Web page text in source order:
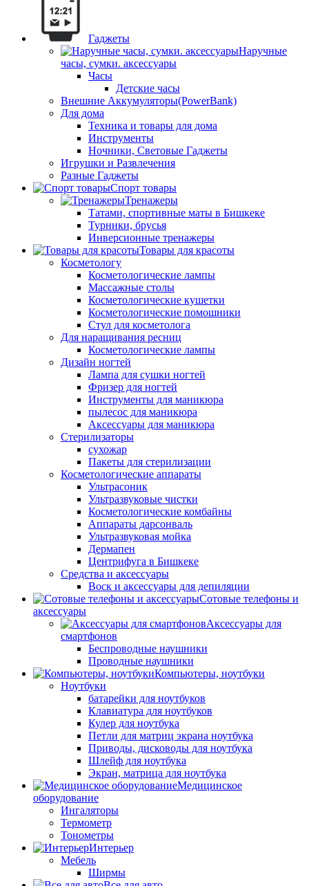
Гаджеты
Наручные
часы, сумки. аксессуары
Часы
Детские часы
Внешние Аккумуляторы(PowerBank)
Для дома
Техника и товары для дома
Инструменты
Ночники, Световые Гаджеты
Игрушки и Развлечения
Разные Гаджеты
Спорт товары
Тренажеры
Татами, спортивные маты в Бишкеке
Турники, брусья
Инверсионные тренажеры
Товары для красоты
Косметологу
Косметологические лампы
Массажные столы
Косметологические кушетки
Косметологические помошники
Стул для косметолога
Для наращивания ресниц
Косметологические лампы
Дизайн ногтей
Лампа для сушки ногтей
Фризер для ногтей
Инструменты для маникюра
пылесос для маникюра
Аксессуары для маникюра
Стерилизаторы
сухожар
Пакеты для стерилизации
Косметологические аппараты
Ультрасоник
Ультразвуковые чистки
Косметологические комбайны
Аппараты дарсонваль
Ультразвуковая мойка
Дермапен
Центрифуга в Бишкеке
Средства и аксессуары
Воск и аксессуары для депиляции
Сотовые телефоны и
аксессуары
Аксессуары для
смартфонов
Беспроводные наушники
Проводные наушники
Компьютеры, ноутбуки
Ноутбуки
батарейки для ноутбуков
Клавиатура для ноутбуков
Кулер для ноутбука
Петли для матриц экрана ноутбука
Приводы, дисководы для ноутбука
Шлейф для ноутбука
Экран, матрица для ноутбука
Медицинское
оборудование
Ингаляторы
Термометр
Тонометры
Интерьер
Мебель
Ширмы